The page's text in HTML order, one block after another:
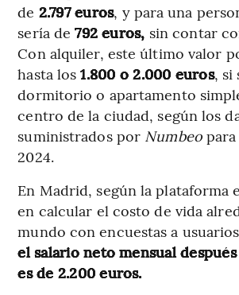
de 2.797 euros, y para una
sería de792 euros, sin contar
Con alquiler, este último valor
hasta los1.800 o 2.000 euros, si
dormitorio o apartamento
centro de la ciudad, según los
suministrados por Numbeo
2024.
En Madrid, según la plataforma
en calcular el costo de vida
mundo con encuestas a
el salario neto mensual
es de 2.200 euros.